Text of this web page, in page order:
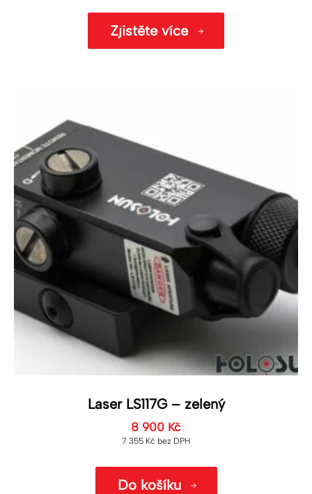
Zjistěte více
Laser LS117G – zelený
8 900 Kč
7 355 Kč bez DPH
Do košíku